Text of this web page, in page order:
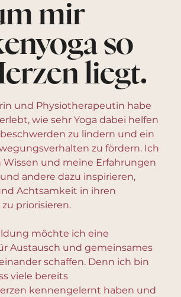
mir
so
liegt.
und Physiotherapeutin habe
wie sehr Yoga dabei helfen
zu lindern und ein
zu fördern. Ich
und meine Erfahrungen
andere dazu inspirieren,
Achtsamkeit in ihren
priorisieren.
möchte ich eine
Austausch und gemeinsames
schaffen. Denn ich bin
viele bereits
kennengelernt haben und